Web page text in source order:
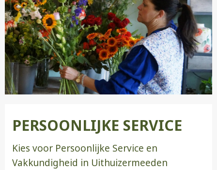
PERSOONLIJKE SERVICE
Kies voor Persoonlijke Service en
Vakkundigheid in Uithuizermeeden